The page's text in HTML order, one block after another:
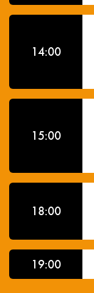
14:00
15:00
18:00
19:00